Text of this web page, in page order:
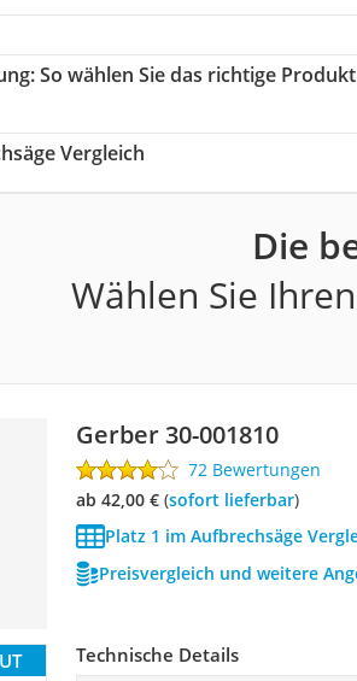
: So wählen Sie das richtige
Vergleich
Die
Wählen Sie
Gerber 30-001810
72 Bewertungen
ab 42,00 €( Sofort lieferbar)
Platz 1 im Aufbrechsäge
Preisvergleich und weitere
Technische Details